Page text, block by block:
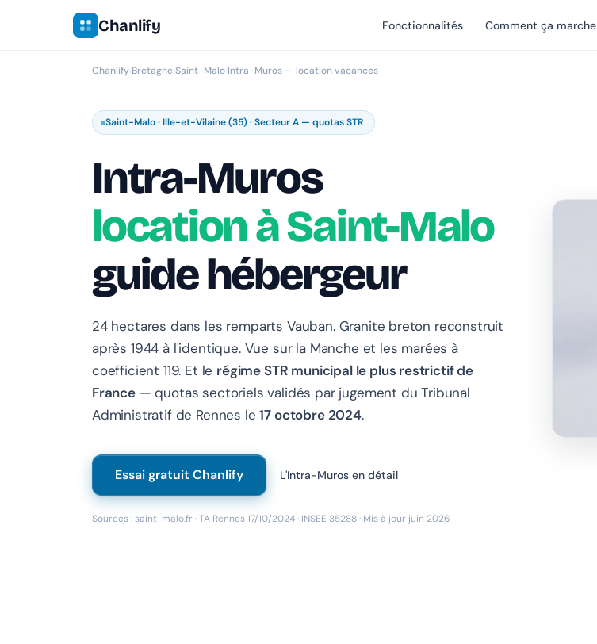
Chanlify Fonctionnalités Comment ça marche
Chanlify›Bretagne›Saint-Malo›Intra-Muros — location vacances
Saint-Malo · Ille-et-Vilaine (35) · Secteur A — quotas STR
Intra-Muros
location à Saint-Malo
guide hébergeur
24 hectares dans les remparts Vauban. Granite breton reconstruit
après 1944 à l'identique. Vue sur la Manche et les marées à
coefficient 119. Et le régime STR municipal le plus restrictif de
France— quotas sectoriels validés par jugement du Tribunal
Administratif de Rennes le17 octobre 2024.
Essai gratuit Chanlify L'Intra-Muros en détail
Sources : saint-malo.fr · TA Rennes 17/10/2024 · INSEE 35288 · Mis à jour juin 2026